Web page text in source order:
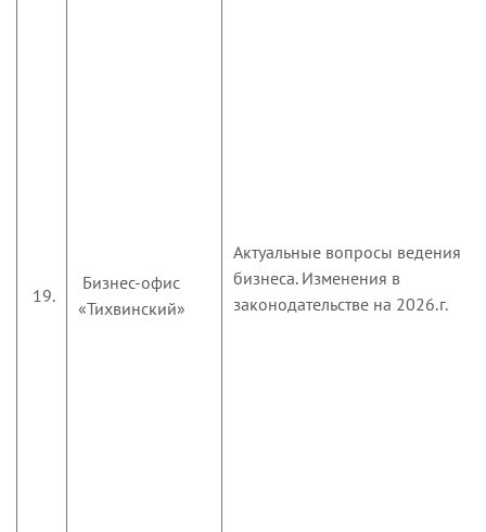
19.
Бизнес-офис
«Тихвинский»
Актуальные вопросы ведения
бизнеса. Изменения в
законодательстве на 2026.г.